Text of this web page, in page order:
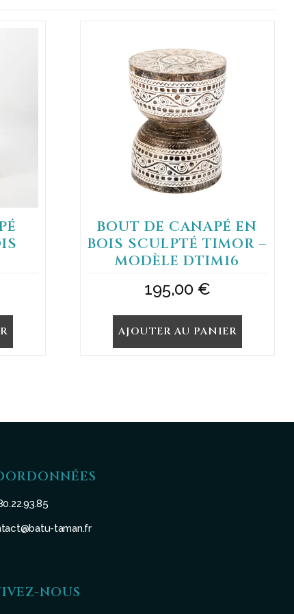
BOUT DE CANAPÉ EN
BOIS SCULPTÉ TIMOR –
MODÈLE DTIM16
195,00 €
AJOUTER AU PANIER
taman.fr
NOUS